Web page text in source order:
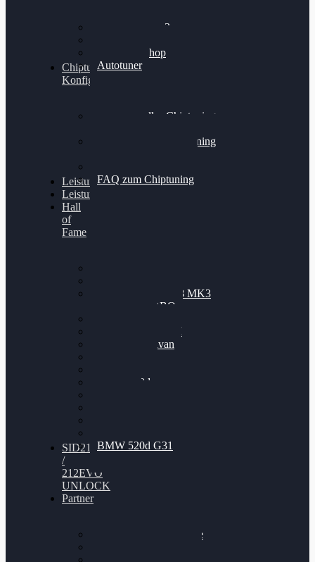
Alientech Kess3
Alientech Shop
Autotuner
Chiptuning
Konfigurator
Professionelles Chiptuning
Professionelles Chiptuning
FAQ zum Chiptuning
Leistungsmessung
Leistungsprüfstand
Hall
of
Fame
Nissan GT-R35 3.8 MK3
V6 TWINTURBO
VW Passat 2.0TDI
VW T6 Multivan
BMW 120d
BMW 520d G31
SID212
/
212EVO
UNLOCK
Partner
Bilgenroth Performance